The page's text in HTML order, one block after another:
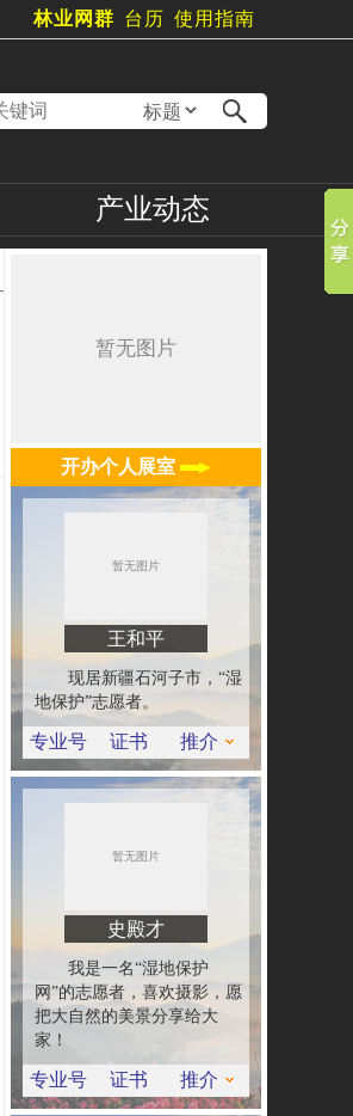
林业网群 台历 使用指南
产业动态
开办个人展室
王和平
现居新疆石河子市，“湿
地保护”志愿者。
专业号 证书 推介
史殿才
我是一名“湿地保护
网”的志愿者，喜欢摄影，愿
把大自然的美景分享给大
家！
专业号 证书 推介